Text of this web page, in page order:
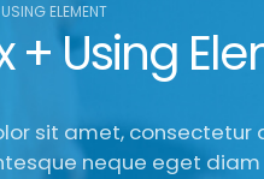
ELEMENT
+ Using
sit amet, consectetur
neque eget diam